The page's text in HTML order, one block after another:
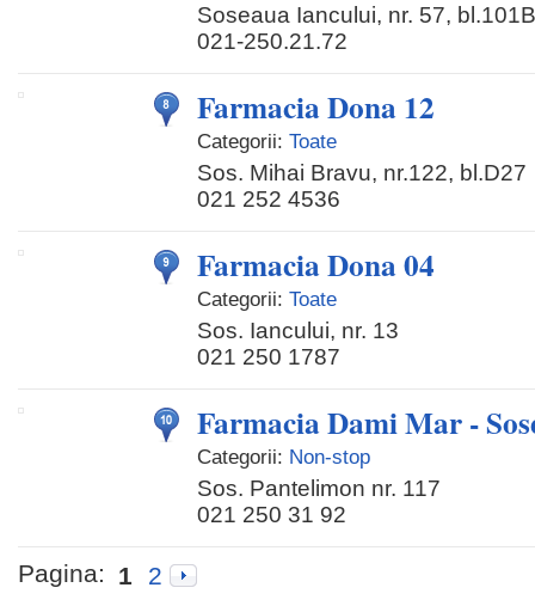
Soseaua Iancului, nr. 57, bl.101B
021-250.21.72
Farmacia Dona 12
Categorii: Toate
Sos. Mihai Bravu, nr.122, bl.D27
021 252 4536
Farmacia Dona 04
Categorii: Toate
Sos. Iancului, nr. 13
021 250 1787
Farmacia Dami Mar -
Categorii: Non-stop
Sos. Pantelimon nr. 117
021 250 31 92
Pagina: 1 2